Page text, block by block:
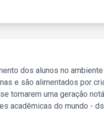
dos alunos no
e são alimentados por
tornarem uma geração
acadêmicas do mundo -